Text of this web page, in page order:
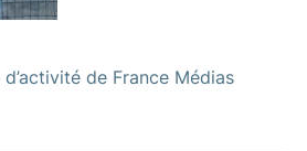
de France Médias